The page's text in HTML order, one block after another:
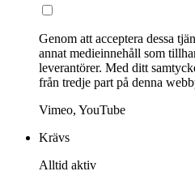
Genom att acceptera dessa
annat medieinnehåll som
leverantörer. Med ditt
från tredje part på denna
Vimeo, YouTube
Krävs
Alltid aktiv